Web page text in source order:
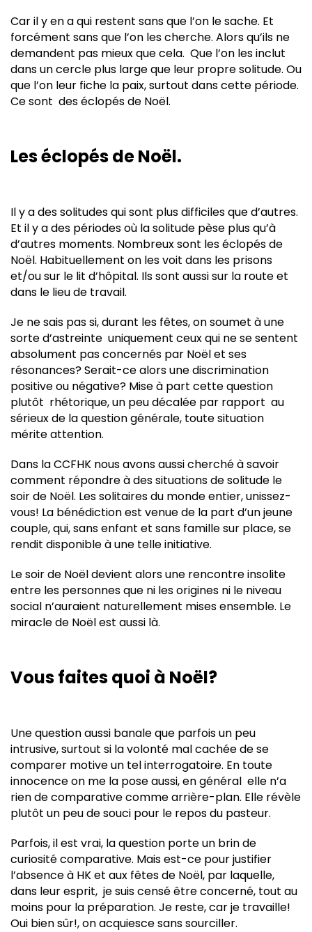
Car il y en a qui restent sans que l’on le sache. Et
forcément sans que l’on les cherche. Alors qu’ils ne
demandent pas mieux que cela. Que l’on les inclut
dans un cercle plus large que leur propre solitude. Ou
que l’on leur fiche la paix, surtout dans cette période.
Ce sont des éclopés de Noël.
Les éclopés de Noël.
Il y a des solitudes qui sont plus difficiles que d’autres.
Et il y a des périodes où la solitude pèse plus qu’à
d’autres moments. Nombreux sont les éclopés de
Noël. Habituellement on les voit dans les prisons
et/ou sur le lit d’hôpital. Ils sont aussi sur la route et
dans le lieu de travail.
Je ne sais pas si, durant les fêtes, on soumet à une
sorte d’astreinte uniquement ceux qui ne se sentent
absolument pas concernés par Noël et ses
résonances? Serait-ce alors une discrimination
positive ou négative? Mise à part cette question
plutôt rhétorique, un peu décalée par rapport au
sérieux de la question générale, toute situation
mérite attention.
Dans la CCFHK nous avons aussi cherché à savoir
comment répondre à des situations de solitude le
soir de Noël. Les solitaires du monde entier, unissez-
vous! La bénédiction est venue de la part d’un jeune
couple, qui, sans enfant et sans famille sur place, se
rendit disponible à une telle initiative.
Le soir de Noël devient alors une rencontre insolite
entre les personnes que ni les origines ni le niveau
social n’auraient naturellement mises ensemble. Le
miracle de Noël est aussi là.
Vous faites quoi à Noël?
Une question aussi banale que parfois un peu
intrusive, surtout si la volonté mal cachée de se
comparer motive un tel interrogatoire. En toute
innocence on me la pose aussi, en général elle n’a
rien de comparative comme arrière-plan. Elle révèle
plutôt un peu de souci pour le repos du pasteur.
Parfois, il est vrai, la question porte un brin de
curiosité comparative. Mais est-ce pour justifier
l’absence à HK et aux fêtes de Noël, par laquelle,
dans leur esprit, je suis censé être concerné, tout au
moins pour la préparation. Je reste, car je travaille!
Oui bien sûr!, on acquiesce sans sourciller.